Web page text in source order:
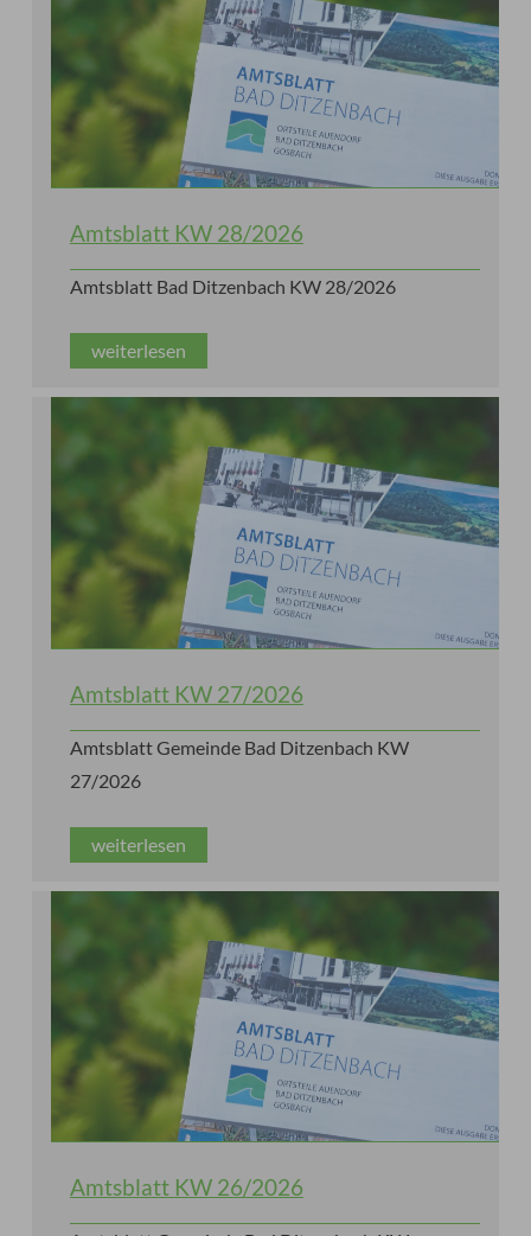
Amtsblatt KW 28/2026
Amtsblatt Bad Ditzenbach KW 28/2026
weiterlesen
Amtsblatt KW 27/2026
Amtsblatt Gemeinde Bad Ditzenbach KW
27/2026
weiterlesen
Amtsblatt KW 26/2026